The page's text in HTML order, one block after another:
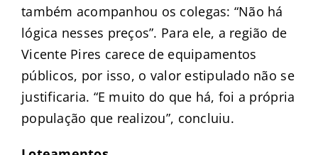
também acompanhou os colegas: “Não há
lógica nesses preços”. Para ele, a região de
Vicente Pires carece de equipamentos
públicos, por isso, o valor estipulado não se
justificaria. “E muito do que há, foi a própria
população que realizou”, concluiu.